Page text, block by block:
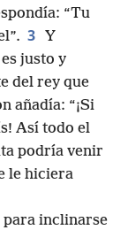
“Tu
3 Y
justo y
del rey que
añadía: “¡Si
Así todo el
podría venir
le hiciera
para inclinarse